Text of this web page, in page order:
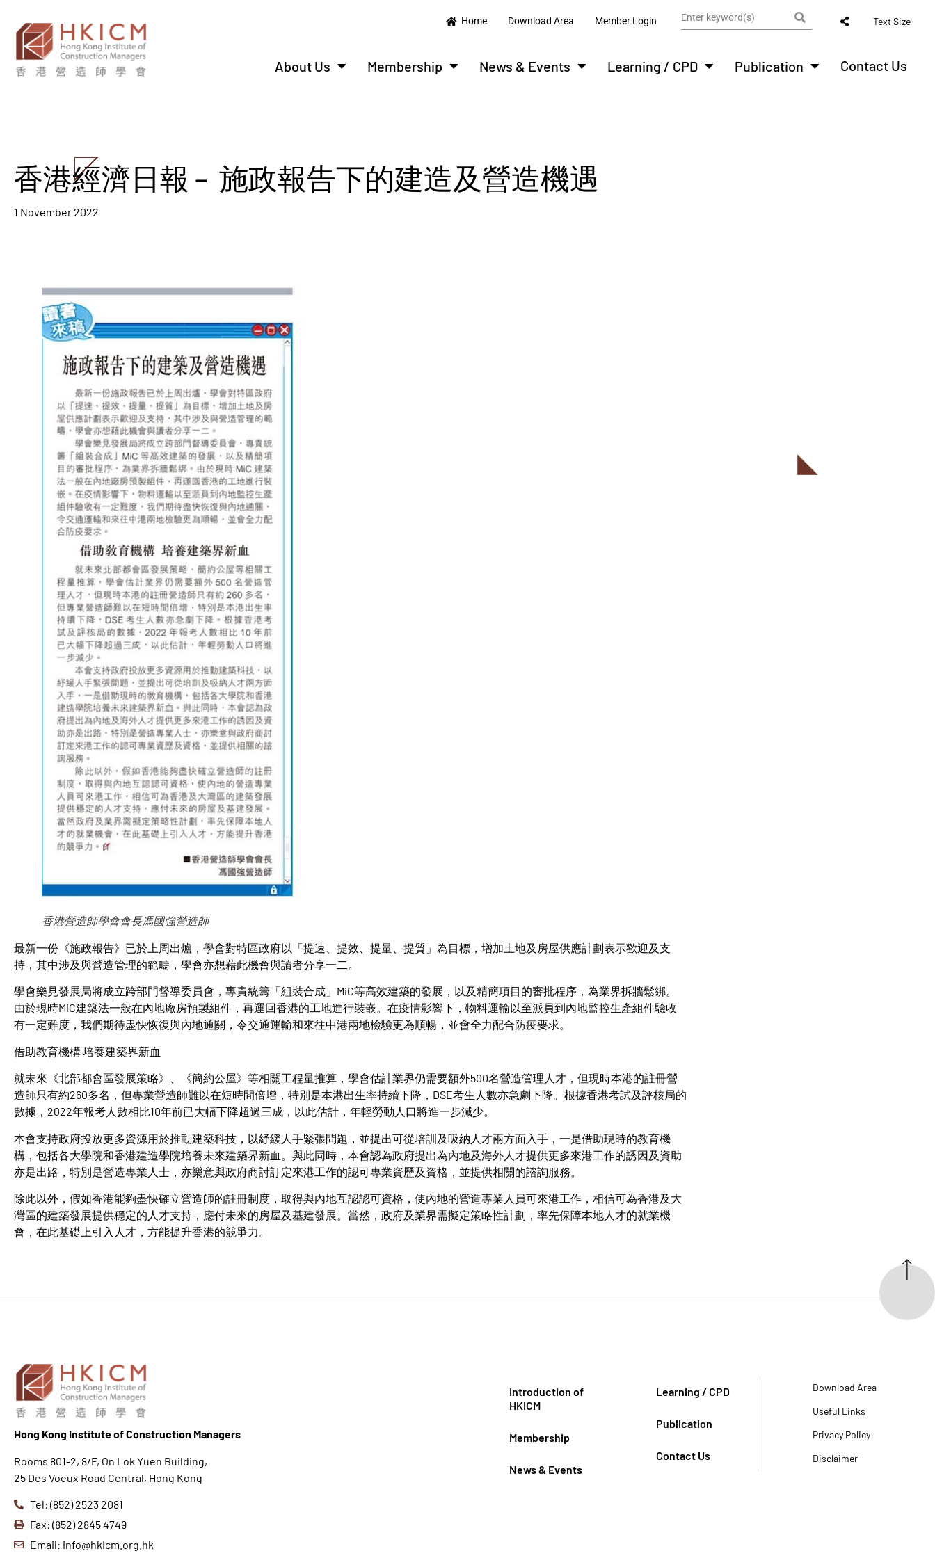
Home Download Area Member Login Text Size
About Us Membership News & Events Learning / CPD Publication Contact Us
香港經濟日報 – 施政報告下的建造及營造機遇
1 November 2022
香港營造師學會會長馮國強營造師
最新一份《施政報告》已於上周出爐，學會對特區政府以「提速、提效、提量、提質」為目標，增加土地及房屋供應計劃表示歡迎及支
持，其中涉及與營造管理的範疇，學會亦想藉此機會與讀者分享一二。
學會樂見發展局將成立跨部門督導委員會，專責統籌「組裝合成」MiC等高效建築的發展，以及精簡項目的審批程序，為業界拆牆鬆綁。
由於現時MiC建築法一般在內地廠房預製組件，再運回香港的工地進行裝嵌。在疫情影響下，物料運輸以至派員到內地監控生產組件驗收
有一定難度，我們期待盡快恢復與內地通關，令交通運輸和來往中港兩地檢驗更為順暢，並會全力配合防疫要求。
借助教育機構 培養建築界新血
就未來《北部都會區發展策略》、《簡約公屋》等相關工程量推算，學會估計業界仍需要額外500名營造管理人才，但現時本港的註冊營
造師只有約260多名，但專業營造師難以在短時間倍增，特別是本港出生率持續下降，DSE考生人數亦急劇下降。根據香港考試及評核局的
數據，2022年報考人數相比10年前已大幅下降超過三成，以此估計，年輕勞動人口將進一步減少。
本會支持政府投放更多資源用於推動建築科技，以紓緩人手緊張問題，並提出可從培訓及吸納人才兩方面入手，一是借助現時的教育機
構，包括各大學院和香港建造學院培養未來建築界新血。與此同時，本會認為政府提出為內地及海外人才提供更多來港工作的誘因及資助
亦是出路，特別是營造專業人士，亦樂意與政府商討訂定來港工作的認可專業資歷及資格，並提供相關的諮詢服務。
除此以外，假如香港能夠盡快確立營造師的註冊制度，取得與內地互認認可資格，使內地的營造專業人員可來港工作，相信可為香港及大
灣區的建築發展提供穩定的人才支持，應付未來的房屋及基建發展。當然，政府及業界需擬定策略性計劃，率先保障本地人才的就業機
會，在此基礎上引入人才，方能提升香港的競爭力。
Hong Kong Institute of Construction Managers
Rooms 801-2, 8/F, On Lok Yuen Building,
25 Des Voeux Road Central, Hong Kong
Tel: (852) 2523 2081
Fax: (852) 2845 4749
Email: info@hkicm.org.hk
Introduction of
HKICM
Membership
News & Events
Learning / CPD
Publication
Contact Us
Download Area
Useful Links
Privacy Policy
Disclaimer